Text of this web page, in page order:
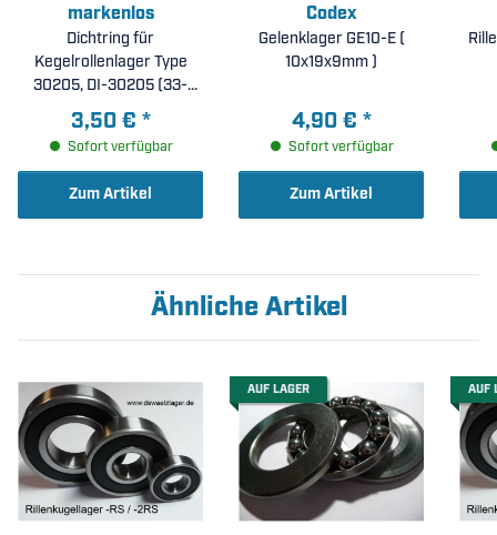
markenlos
Dichtring für
Kegelrollenlager Type
30205, DI-30205 (33-
1004)
3,50 € *
Sofort verfügbar
Zum Artikel
Codex
Gelenklager GE10-E (
10x19x9mm )
4,90 € *
Sofort verfügbar
Zum Artikel
Ähnliche Artikel
AUF LAGER AUF